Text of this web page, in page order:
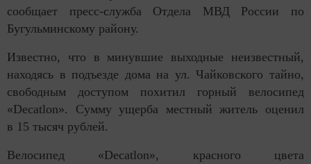
сообщает пресс-служба Отдела МВД России по
Бугульминскому району.
Известно, что в минувшие выходные неизвестный,
находясь в подъезде дома на ул. Чайковского тайно,
свободным доступом похитил горный велосипед
«Decatlon». Сумму ущерба местный житель оценил
в 15 тысяч рублей.
Велосипед «Decatlon», красного цвета